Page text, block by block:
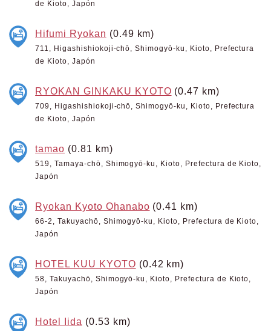
de Kioto, Japón
Hifumi Ryokan (0.49 km)
711, Higashishiokoji-chō, Shimogyō-ku, Kioto, Prefectura
de Kioto, Japón
RYOKAN GINKAKU KYOTO (0.47 km)
709, Higashishiokoji-chō, Shimogyō-ku, Kioto, Prefectura
de Kioto, Japón
tamao (0.81 km)
519, Tamaya-chō, Shimogyō-ku, Kioto, Prefectura de Kioto,
Japón
Ryokan Kyoto Ohanabo (0.41 km)
66-2, Takuyachō, Shimogyō-ku, Kioto, Prefectura de Kioto,
Japón
HOTEL KUU KYOTO (0.42 km)
58, Takuyachō, Shimogyō-ku, Kioto, Prefectura de Kioto,
Japón
Hotel Iida (0.53 km)